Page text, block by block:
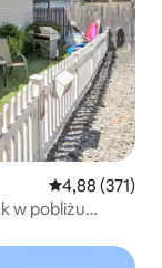
Średnia
4,88 (371)
w pobliżu